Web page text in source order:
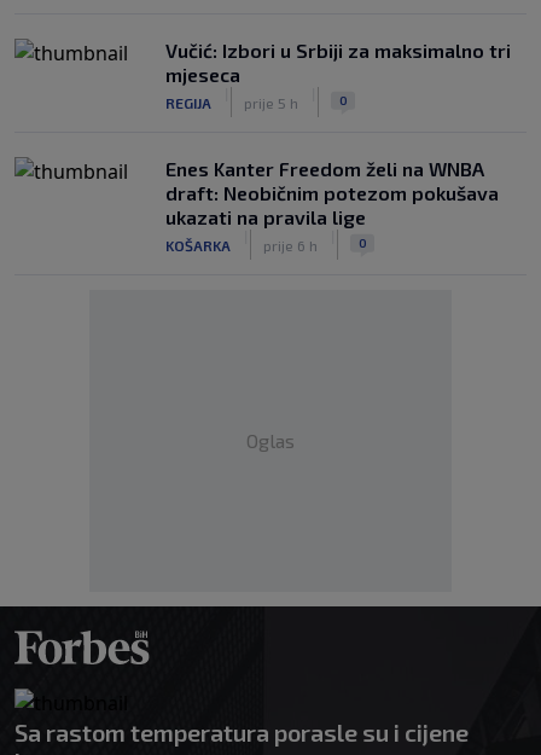
Vučić: Izbori u Srbiji za maksimalno tri
mjeseca
REGIJA prije 5 h 0
Enes Kanter Freedom želi na WNBA
draft: Neobičnim potezom pokušava
ukazati na pravila lige
KOŠARKA prije 6 h 0
Oglas
Sa rastom temperatura porasle su i cijene